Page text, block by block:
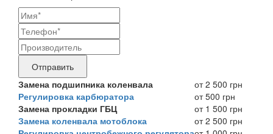
Ваши
контактные
данные
Название
бренда
продукта,
требующего
ремонта
Отправить
Замена подшипника коленвала
от 2 500 грн
Регулировка карбюратора
от 500 грн
Замена прокладки ГБЦ
от 1 500 грн
Замена коленвала мотоблока
от 2 500 грн